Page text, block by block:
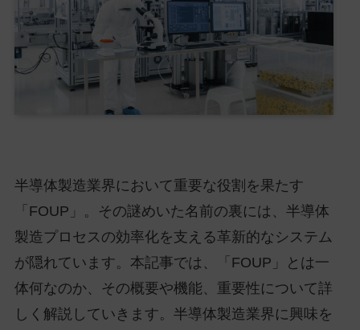
半導体製造業界において重要な役割を果たす
「FOUP」。その謎めいた名前の裏には、半導体
製造プロセスの効率化を支える革新的なシステム
が隠れています。本記事では、「FOUP」とは一
体何なのか、その概要や機能、重要性について詳
しく解説していきます。半導体製造業界に興味を